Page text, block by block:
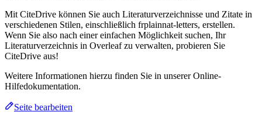
Mit CiteDrive können Sie auch Literaturverzeichnisse und Zitate in
verschiedenen Stilen, einschließlich frplainnat-letters, erstellen.
Wenn Sie also nach einer einfachen Möglichkeit suchen, Ihr
Literaturverzeichnis in Overleaf zu verwalten, probieren Sie
CiteDrive aus!
Weitere Informationen hierzu finden Sie in unserer Online-
Hilfedokumentation.
Seite bearbeiten